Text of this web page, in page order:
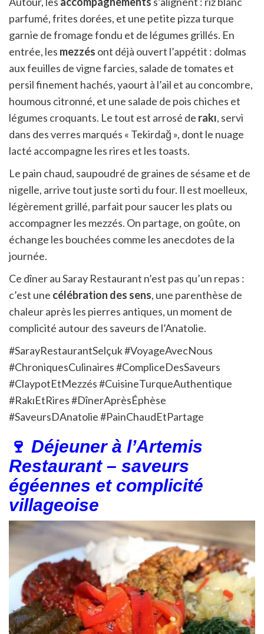
parfumé, frites dorées, et une petite pizza turque
garnie de fromage fondu et de légumes grillés. En
entrée, les mezzés ont déjà ouvert l’appétit : dolmas
aux feuilles de vigne farcies, salade de tomates et
persil finement hachés, yaourt à l’ail et au concombre,
houmous citronné, et une salade de pois chiches et
légumes croquants. Le tout est arrosé de rakı, servi
dans des verres marqués « Tekirdağ », dont le nuage
lacté accompagne les rires et les toasts.
Le pain chaud, saupoudré de graines de sésame et de
nigelle, arrive tout juste sorti du four. Il est moelleux,
légèrement grillé, parfait pour saucer les plats ou
accompagner les mezzés. On partage, on goûte, on
échange les bouchées comme les anecdotes de la
journée.
Ce dîner au Saray Restaurant n’est pas qu’un repas :
c’est une célébration des sens, une parenthèse de
chaleur après les pierres antiques, un moment de
complicité autour des saveurs de l’Anatolie.
#SarayRestaurantSelçuk #VoyageAvecNous
#ChroniquesCulinaires #CompliceDesSaveurs
#ClaypotEtMezzés #CuisineTurqueAuthentique
#RakıEtRires #DînerAprèsÉphèse
#SaveursDAnatolie #PainChaudEtPartage
🍷 Déjeuner à l’Artemis
Restaurant – saveurs
égéennes et complicité
villageoise